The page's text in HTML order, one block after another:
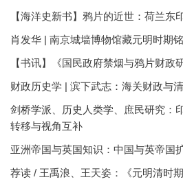
【海洋史新书】鸦片的近世：荷兰东
肖发华 | 南京城墙博物馆藏元明时期
【书讯】《国民政府禁烟与鸦片财政
财政历史学 | 滨下武志：海关财政与
剑桥学派、历史人类学、庶民研究：
转移与视角互补
亚洲帝国与英国知识：中国与英帝国
荐读 / 王禹浪、王天姿：《元明清时